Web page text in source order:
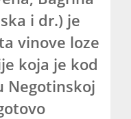
i dr.) je
vinove loze
koja je kod
Negotinskoj